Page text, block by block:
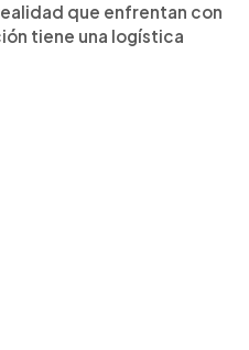
que enfrentan con
tiene una logística